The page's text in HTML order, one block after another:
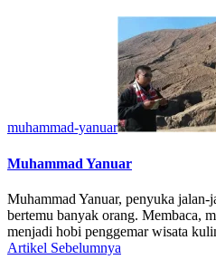
muhammad-yanuar
Muhammad Yanuar
Muhammad Yanuar, penyuka jalan-
bertemu banyak orang. Membaca,
menjadi hobi penggemar wisata
Artikel Sebelumnya